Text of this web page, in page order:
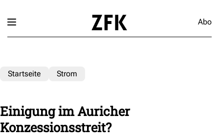
Abo
Startseite Strom
Einigung im Auricher
Konzessionsstreit?